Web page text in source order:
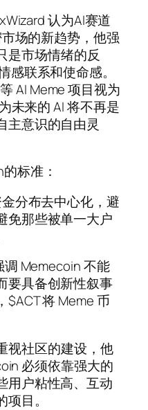
认为AI赛道
场的新趋势，他强
是市场情绪的反
感联系和使命感。
AI Meme 项目视为
未来的 AI 将不再是
主意识的自由灵
标准：
分布去中心化，避
免那些被单一大户
Memecoin 不能
要具备创新性叙事
将 Meme 币
视社区的建设，他
必须依靠强大的
用户粘性高、互动
目。